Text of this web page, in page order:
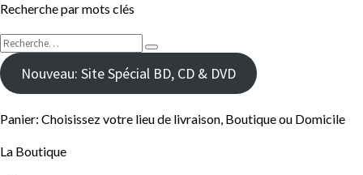
Recherche par mots clés
Rechercher :
Recherche
Nouveau: Site Spécial BD, CD & DVD
Panier: Choisissez votre lieu de livraison, Boutique ou Domicile
La Boutique